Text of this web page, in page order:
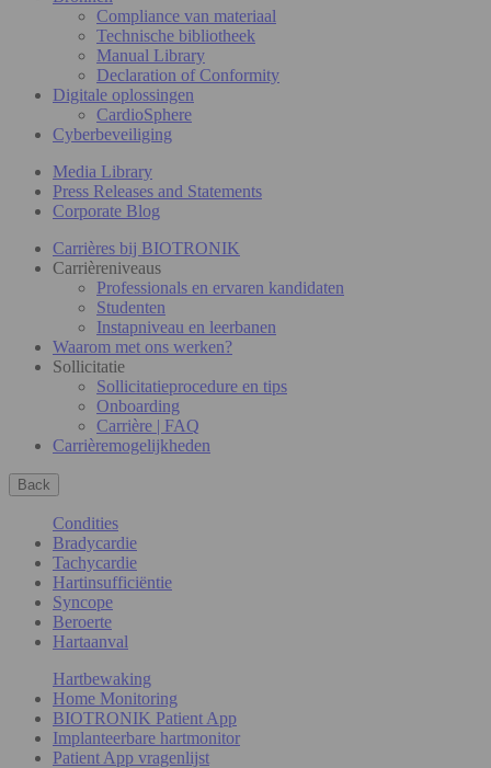
Compliance van materiaal
Technische bibliotheek
Manual Library
Declaration of Conformity
Digitale oplossingen
CardioSphere
Cyberbeveiliging
Media Library
Press Releases and Statements
Corporate Blog
Carrières bij BIOTRONIK
Carrièreniveaus
Professionals en ervaren kandidaten
Studenten
Instapniveau en leerbanen
Waarom met ons werken?
Sollicitatie
Sollicitatieprocedure en tips
Onboarding
Carrière | FAQ
Carrièremogelijkheden
Back
Condities
Bradycardie
Tachycardie
Hartinsufficiëntie
Syncope
Beroerte
Hartaanval
Hartbewaking
Home Monitoring
BIOTRONIK Patient App
Implanteerbare hartmonitor
Patient App vragenlijst